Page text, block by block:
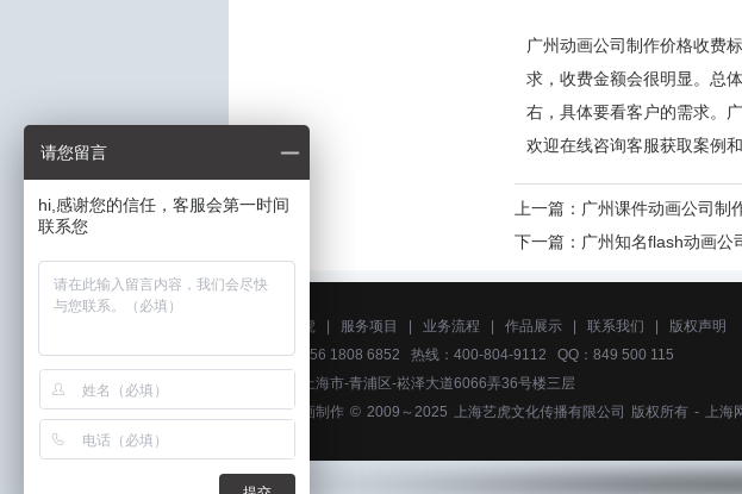
广州动画公司制作价格收费
求，收费金额会很明显。总
右，具体要看客户的需求。
欢迎在线咨询客服获取案例和
上一篇： 广州课件动画公司制
下一篇： 广州知名flash动画公
关于艺虎 服务项目 业务流程 作品展示 联系我们
版权声明
电话：156 1808 6852 热线：400-804-9112 QQ：849 500 115
地址：上海市-青浦区-崧泽大道6066弄36号楼三层
广州动画制作 © 2009～2025 上海艺虎文化传播有限公司 版权所有 - 上海
请您留言
hi,感谢您的信任，客服会第一时间
联系您